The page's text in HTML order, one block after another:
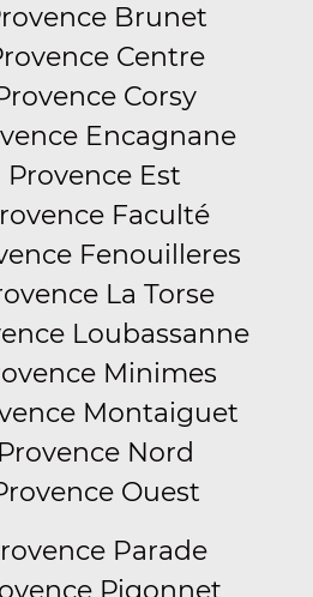
Brunet
Centre
Corsy
Encagnane
Provence Est
Faculté
Fenouilleres
La Torse
Loubassanne
Minimes
Montaiguet
Nord
Ouest
Parade
Pigonnet